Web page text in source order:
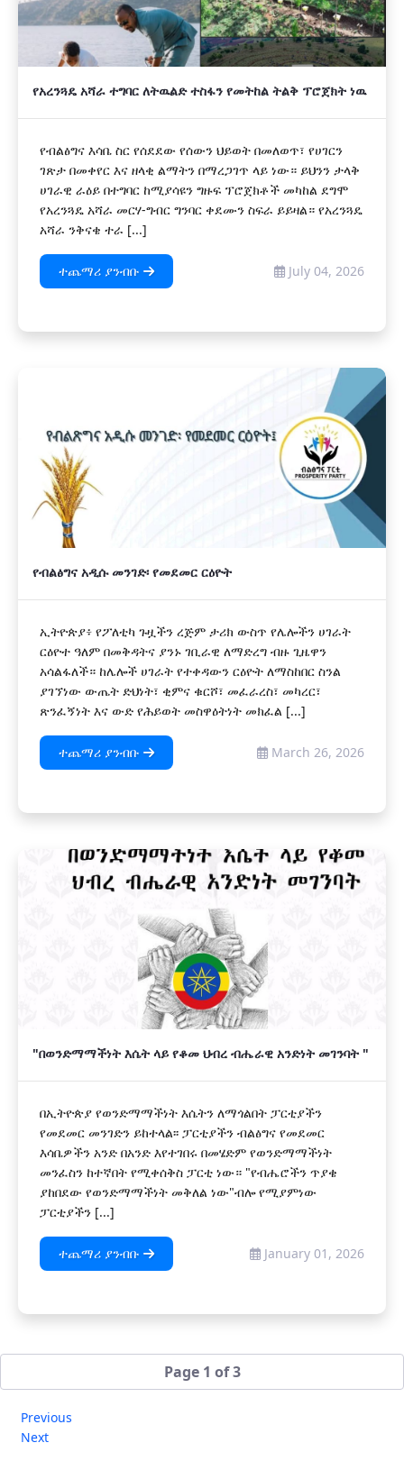
የአረንጓዴ አሻራ ተግባር ለትዉልድ ተስፋን የመትከል ትልቅ ፕሮጀክት ነዉ
የብልፅግና እሳቤ ስር የሰደደው የሰውን ህይወት በመለወጥ፣ የሀገርን
ገጽታ በመቀየር እና ዘላቂ ልማትን በማረጋገጥ ላይ ነው። ይህንን ታላቅ
ሀገራዊ ራዕይ በተግባር ከሚያሳዩን ግዙፍ ፕሮጀክቶች መካከል ደግሞ
የአረንጓዴ አሻራ መርሃ-ግብር ግንባር ቀደሙን ስፍራ ይይዛል። የአረንጓዴ
አሻራ ንቅናቄ ተራ [...]
ተጨማሪ ያንብቡ July 04, 2026
የብልፅግና አዲሱ መንገድ፡ የመደመር ርዕዮት
ኢትዮጵያ፥ የፖለቲካ ጉዟችን ረጅም ታሪክ ውስጥ የሌሎችን ሀገራት
ርዕዮተ ዓለም በመቅዳትና ያንኑ ገቢራዊ ለማድረግ ብዙ ጊዜዋን
አሳልፋለች። ከሌሎች ሀገራት የተቀዳውን ርዕዮት ለማስከበር ስንል
ያገኘነው ውጤት ድህነት፣ ቂምና ቁርሾ፣ መፈራረስ፣ መካረር፣
ጽንፈኝነት እና ውድ የሕይወት መስዋዕትነት መክፈል [...]
ተጨማሪ ያንብቡ March 26, 2026
"በወንድማማችነት እሴት ላይ የቆመ ህብረ ብሔራዊ አንድነት መገንባት "
በኢትዮጵያ የወንድማማችነት እሴትን ለማጎልበት ፓርቲያችን
የመደመር መንገድን ይከተላል፡፡ ፓርቲያችን ብልፅግና የመደመር
እሳቤዎችን አንድ በአንድ እየተገበሩ በመሄድም የወንድማማችነት
መንፈስን ከተኛበት የሚቀሰቅስ ፓርቲ ነው። "የብሔሮችን ጥያቄ
ያከበደው የወንድማማችነት መቅለል ነው"ብሎ የሚያምነው
ፓርቲያችን [...]
ተጨማሪ ያንብቡ January 01, 2026
Page 1 of 3
Previous
Next